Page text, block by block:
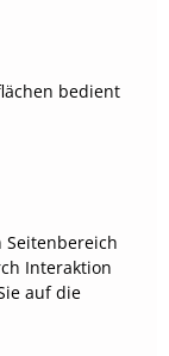
bedient
Interaktion
auf die